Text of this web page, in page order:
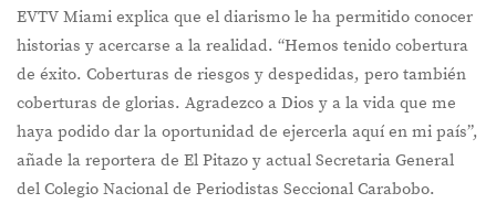
EVTV Miami explica que el diarismo le ha permitido conocer
historias y acercarse a la realidad. “Hemos tenido cobertura
de éxito. Coberturas de riesgos y despedidas, pero también
coberturas de glorias. Agradezco a Dios y a la vida que me
haya podido dar la oportunidad de ejercerla aquí en mi país”,
añade la reportera de El Pitazo y actual Secretaria General
del Colegio Nacional de Periodistas Seccional Carabobo.